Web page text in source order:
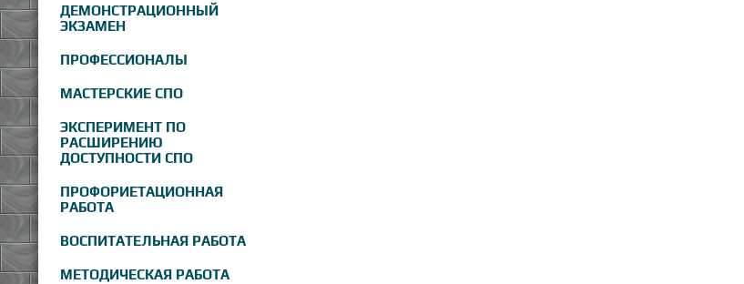
ДЕМОНСТРАЦИОННЫЙ
ЭКЗАМЕН
ПРОФЕССИОНАЛЫ
МАСТЕРСКИЕ СПО
ЭКСПЕРИМЕНТ ПО
РАСШИРЕНИЮ
ДОСТУПНОСТИ СПО
ПРОФОРИЕТАЦИОННАЯ
РАБОТА
ВОСПИТАТЕЛЬНАЯ РАБОТА
МЕТОДИЧЕСКАЯ РАБОТА